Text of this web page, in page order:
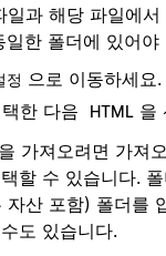
과 해당 파일에서
한 폴더에 있어야
정 으로 이동하세요.
한 다음 HTML 을
가져오려면 가져
할 수 있습니다.
자산 포함) 폴더를
도 있습니다.